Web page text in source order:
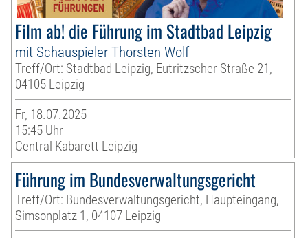
Film ab! die Führung im Stadtbad Leipzig
mit Schauspieler Thorsten Wolf
Treff/Ort: Stadtbad Leipzig, Eutritzscher Straße 21,
04105 Leipzig
Fr, 18.07.2025
15:45 Uhr
Central Kabarett Leipzig
Führung im Bundesverwaltungsgericht
Treff/Ort: Bundesverwaltungsgericht, Haupteingang,
Simsonplatz 1, 04107 Leipzig